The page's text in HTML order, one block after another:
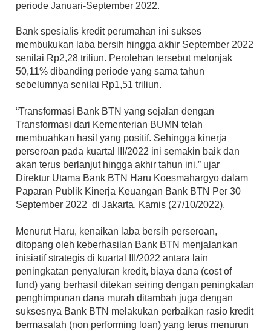
periode Januari-September 2022.
Bank spesialis kredit perumahan ini sukses
membukukan laba bersih hingga akhir September 2022
senilai Rp2,28 triliun. Perolehan tersebut melonjak
50,11% dibanding periode yang sama tahun
sebelumnya senilai Rp1,51 triliun.
“Transformasi Bank BTN yang sejalan dengan
Transformasi dari Kementerian BUMN telah
membuahkan hasil yang positif. Sehingga kinerja
perseroan pada kuartal III/2022 ini semakin baik dan
akan terus berlanjut hingga akhir tahun ini,” ujar
Direktur Utama Bank BTN Haru Koesmahargyo dalam
Paparan Publik Kinerja Keuangan Bank BTN Per 30
September 2022  di Jakarta, Kamis (27/10/2022).
Menurut Haru, kenaikan laba bersih perseroan,
ditopang oleh keberhasilan Bank BTN menjalankan
inisiatif strategis di kuartal III/2022 antara lain
peningkatan penyaluran kredit, biaya dana (cost of
fund) yang berhasil ditekan seiring dengan peningkatan
penghimpunan dana murah ditambah juga dengan
suksesnya Bank BTN melakukan perbaikan rasio kredit
bermasalah (non performing loan) yang terus menurun